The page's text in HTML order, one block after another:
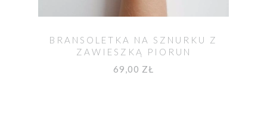
BRANSOLETKA NA SZNURKU Z
ZAWIESZKĄ PIORUN
69,00 ZŁ